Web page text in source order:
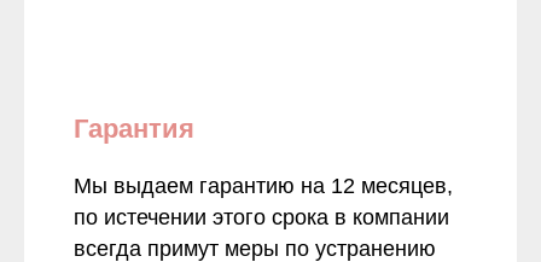
Гарантия
Мы выдаем гарантию на 12 месяцев,
по истечении этого срока в компании
всегда примут меры по устранению